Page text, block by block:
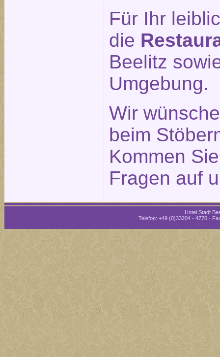
Für Ihr
die
Beelitz
Umgebung.
Wir
beim
Kommen
Fragen auf
Hotel Stadt
Telefon: +49 (0)33204 - 4770 ·